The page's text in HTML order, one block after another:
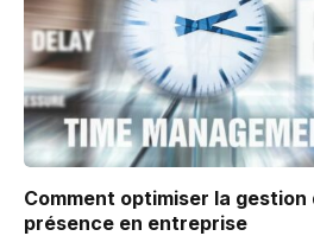
Comment optimiser la gestion
présence en entreprise